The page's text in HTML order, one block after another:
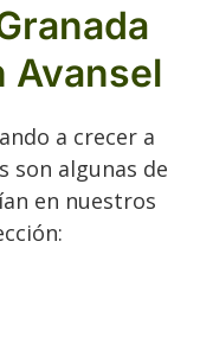
Avansel
a crecer a
son algunas de
en nuestros